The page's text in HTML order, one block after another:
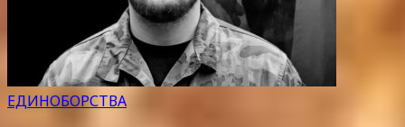
ЕДИНОБОРСТВА